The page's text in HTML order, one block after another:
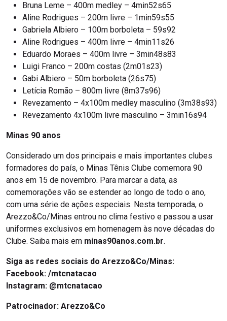
Bruna Leme – 400m medley – 4min52s65
Aline Rodrigues – 200m livre – 1min59s55
Gabriela Albiero – 100m borboleta – 59s92
Aline Rodrigues – 400m livre – 4min11s26
Eduardo Moraes – 400m livre – 3min48s83
Luigi Franco – 200m costas (2m01s23)
Gabi Albiero – 50m borboleta (26s75)
Letícia Romão – 800m livre (8m37s96)
Revezamento – 4x100m medley masculino (3m38s93)
Revezamento 4x100m livre masculino – 3min16s94
Minas 90 anos
Considerado um dos principais e mais importantes clubes
formadores do país, o Minas Tênis Clube comemora 90
anos em 15 de novembro. Para marcar a data, as
comemorações vão se estender ao longo de todo o ano,
com uma série de ações especiais. Nesta temporada, o
Arezzo&Co/Minas entrou no clima festivo e passou a usar
uniformes exclusivos em homenagem às nove décadas do
Clube. Saiba mais em minas90anos.com.br.
Siga as redes sociais do Arezzo&Co/Minas:
Facebook: /mtcnatacao
Instagram: @mtcnatacao
Patrocinador: Arezzo&Co